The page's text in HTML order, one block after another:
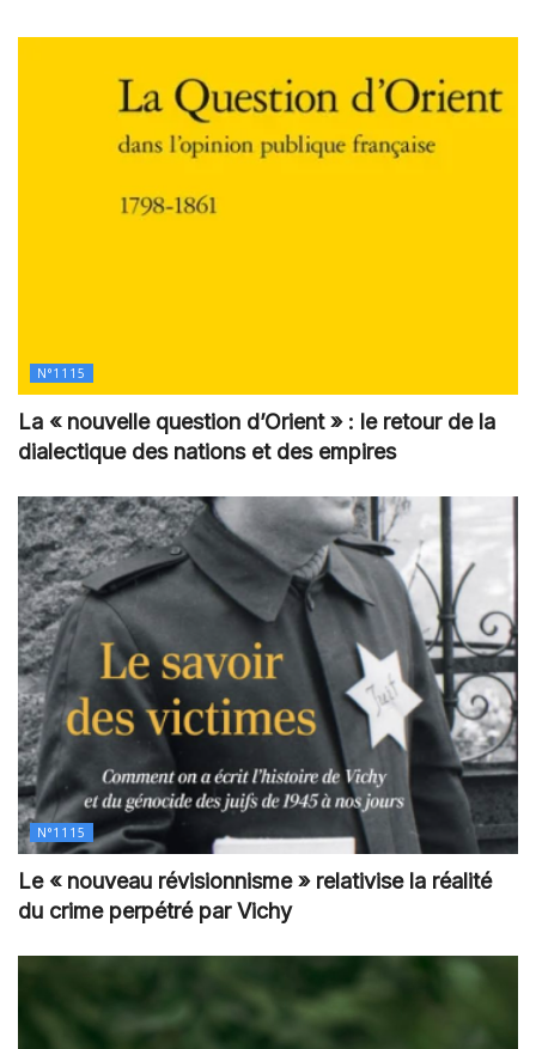
N°1115
La « nouvelle question d’Orient » : le retour de la
dialectique des nations et des empires
N°1115
Le « nouveau révisionnisme » relativise la réalité
du crime perpétré par Vichy